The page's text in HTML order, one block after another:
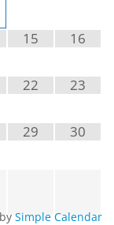
15 16
22 23
29 30
Simple Calendar